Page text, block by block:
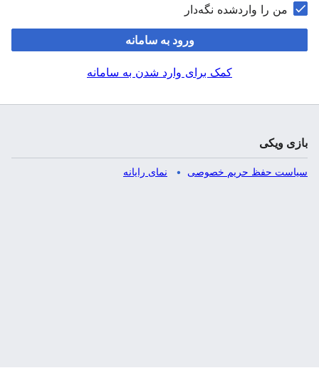
من را واردشده نگه‌دار
ورود به سامانه
کمک برای وارد شدن به سامانه
بازی ویکی
سیاست حفظ حریم خصوصی نمای رایانه